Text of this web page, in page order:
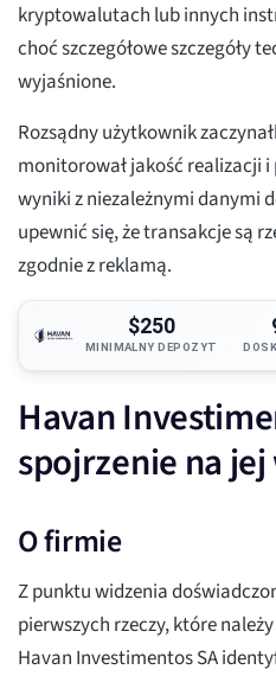
kryptowalutach lub innych
choć szczegółowe szczegóły
wyjaśnione.
Rozsądny użytkownik
monitorował jakość realizacji
wyniki z niezależnymi danymi
upewnić się, że transakcje są
zgodnie z reklamą.
$250
MINIMALNY DEPOZYT
Havan
spojrzenie na
O firmie
Z punktu widzenia
pierwszych rzeczy, które
Havan Investimentos SA